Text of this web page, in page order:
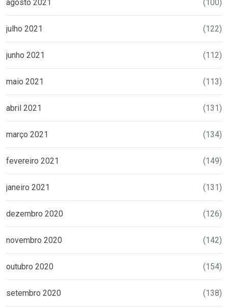
agosto 2021 (100)
julho 2021 (122)
junho 2021 (112)
maio 2021 (113)
abril 2021 (131)
março 2021 (134)
fevereiro 2021 (149)
janeiro 2021 (131)
dezembro 2020 (126)
novembro 2020 (142)
outubro 2020 (154)
setembro 2020 (138)